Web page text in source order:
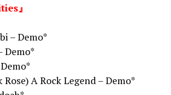
』
– Demo*
Demo*
A Rock Legend – Demo*